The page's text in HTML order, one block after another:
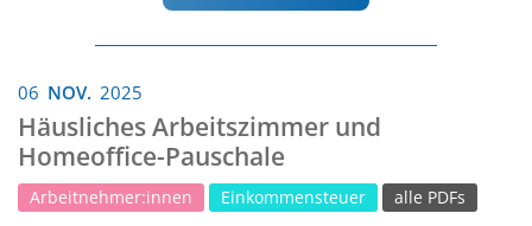
06 NOV. 2025
Häusliches Arbeitszimmer und
Homeoffice-Pauschale
Arbeitnehmer:innen Einkommensteuer alle PDFs